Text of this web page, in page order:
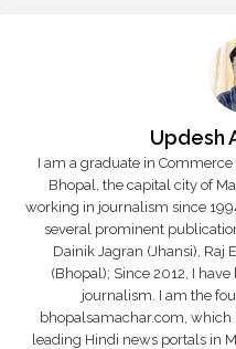
Updesh
I am a graduate in
Bhopal, the capital city of
working in journalism since
several prominent
Dainik Jagran (Jhansi), Raj
(Bhopal); Since 2012, I
journalism. I am the
bhopalsamachar.com, which
leading Hindi news portals in